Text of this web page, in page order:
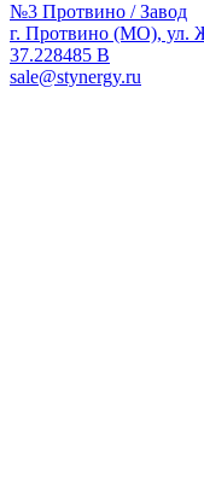
№3 Протвино / Завод
г. Протвино (МО), ул.
37.228485 В
sale@stynergy.ru